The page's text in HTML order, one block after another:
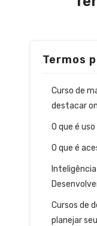
Termos
Curso de
destacar
O que é
O que é
Cursos de
planejar